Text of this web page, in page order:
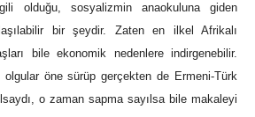
olduğu, sosyalizmin anaokuluna giden
bir şeydir. Zaten en ilkel Afrikalı
bile ekonomik nedenlere indirgenebilir.
olgular öne sürüp gerçekten de Ermeni-Türk
o zaman sapma sayılsa bile makaleyi